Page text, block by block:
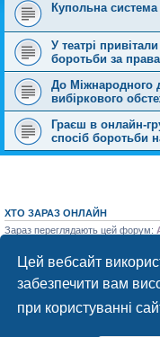
Цей вебсайт
забезпечити вам
при користуванні
Купольна
У театрі
боротьби за
До Міжнародного
вибіркового
Граєш в онлайн-
спосіб боротьби
ХТО ЗАРАЗ ОНЛАЙН
Зараз переглядають цей форум:
Херсонський форум
Працює на